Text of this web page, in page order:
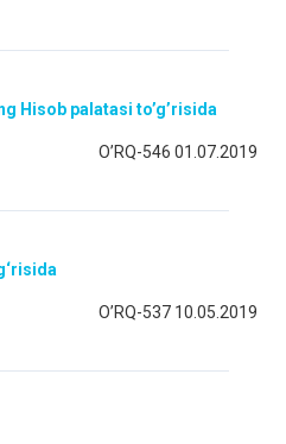
Hisob palatasi to’g’risida
O’RQ-546 01.07.2019
O’RQ-537 10.05.2019